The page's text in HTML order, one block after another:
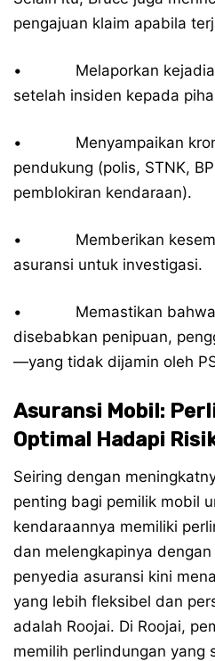
pengajuan klaim apabila
• Melaporkan kejadian
setelah insiden kepada
• Menyampaikan
pendukung (polis, STNK,
pemblokiran kendaraan).
• Memberikan
asuransi untuk investigasi.
• Memastikan bahwa
disebabkan penipuan,
—yang tidak dijamin oleh
Asuransi Mobil:
Optimal Hadapi
Seiring dengan
penting bagi pemilik mobil
kendaraannya memiliki
dan melengkapinya
penyedia asuransi kini
yang lebih fleksibel dan
adalah Roojai. Di Roojai,
memilih perlindungan yang